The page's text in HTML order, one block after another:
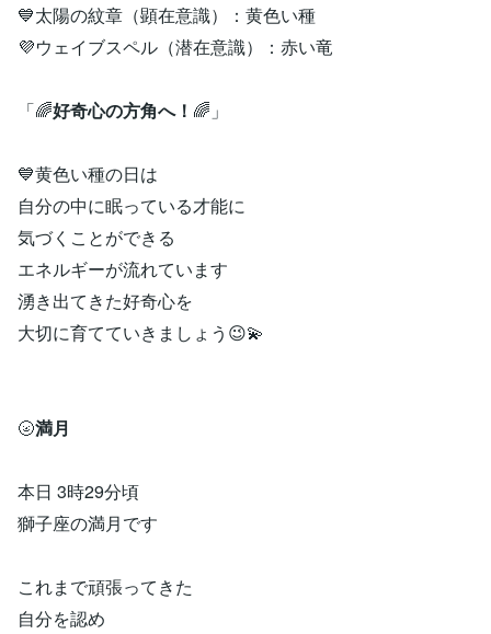
💙太陽の紋章（顕在意識）：黄色い種
💜ウェイブスペル（潜在意識）：赤い竜
「🌈好奇心の方角へ！ 🌈」
💙黄色い種の日は
自分の中に眠っている才能に
気づくことができる
エネルギーが流れています
湧き出てきた好奇心を
大切に育てていきましょう😉💫
🌝満月
本日 3時29分頃
獅子座の満月です
これまで頑張ってきた
自分を認め